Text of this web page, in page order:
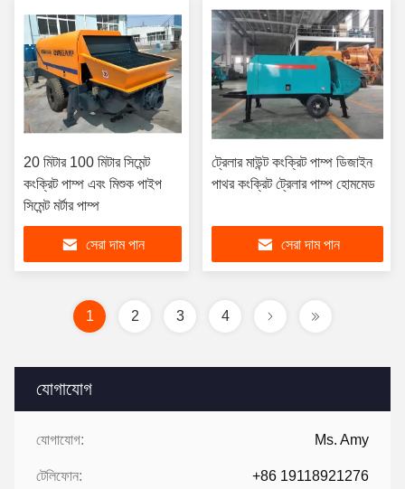
যোগাযোগ
যোগাযোগ: Ms. Amy
টেলিফোন: +86 19118921276
20 মিটার 100 মিটার সিমেন্ট
কংক্রিট পাম্প এবং মিশুক পাইপ
সিমেন্ট মর্টার পাম্প
সেরা দাম পান
ট্রেলার মাউন্ট কংক্রিট পাম্প ডিজাইন
পাথর কংক্রিট ট্রেলার পাম্প হোমমেড
সেরা দাম পান
1 2 3 4